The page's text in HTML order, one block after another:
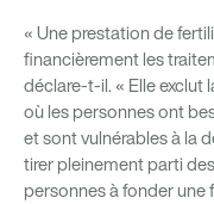
« Une prestation de
financièrement les
déclare-t-il. « Elle exclut
où les personnes ont
et sont vulnérables à la
tirer pleinement parti
personnes à fonder une